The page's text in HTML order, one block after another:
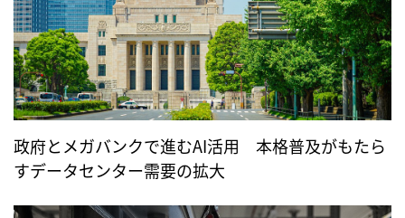
政府とメガバンクで進むAI活用 本格普及がもたら
すデータセンター需要の拡大